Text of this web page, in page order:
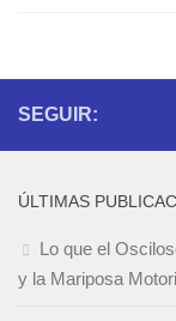
SEGUIR:
ÚLTIMAS
Lo que el
y la Mariposa